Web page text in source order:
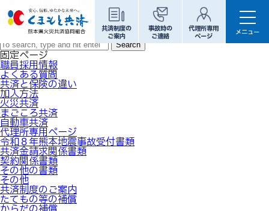
共済制度の
ご案内
事故時の
ご連絡
代理所専用
ページ
新着情報
HOME
新着情報
/2022/12
Search
固定ページ
職員採用情報
よくある質問
共済と保険の違い
加入方法
火災共済
まごころ共済
自動車共済
代理所専用ページ
令和８年熊本地震事故受付書類
共済金請求関係書類
契約関係書類
その他の書類
その他
共済制度のご案内
たてもの等の補償
メニュー
共済制度のご案内